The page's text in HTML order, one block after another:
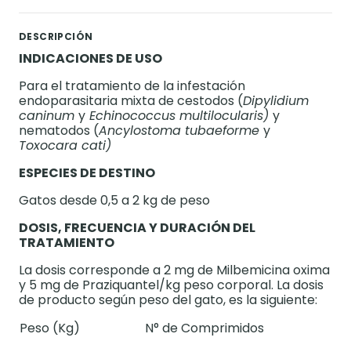
DESCRIPCIÓN
INDICACIONES DE USO
Para el tratamiento de la infestación
endoparasitaria mixta de cestodos (Dipylidium
caninum y Echinococcus multilocularis) y
nematodos (Ancylostoma tubaeforme y
Toxocara cati)
ESPECIES DE DESTINO
Gatos desde 0,5 a 2 kg de peso
DOSIS, FRECUENCIA Y DURACIÓN DEL
TRATAMIENTO
La dosis corresponde a 2 mg de Milbemicina oxima
y 5 mg de Praziquantel/kg peso corporal. La dosis
de producto según peso del gato, es la siguiente:
Peso (Kg)
N° de Comprimidos